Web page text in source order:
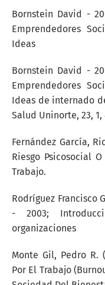
Bornstein David -
Emprendedores
Ideas
Bornstein David -
Emprendedores
Ideas de internado
Salud Uninorte, 23, 1,
Fernández García,
Riesgo Psicosocial
Trabajo.
Rodríguez Francisco
- 2003;
organizaciones
Monte Gil, Pedro R.
Por El Trabajo